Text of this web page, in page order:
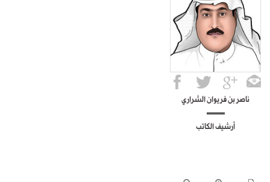
ناصر بن فريوان الشراري
أرشيف الكاتب